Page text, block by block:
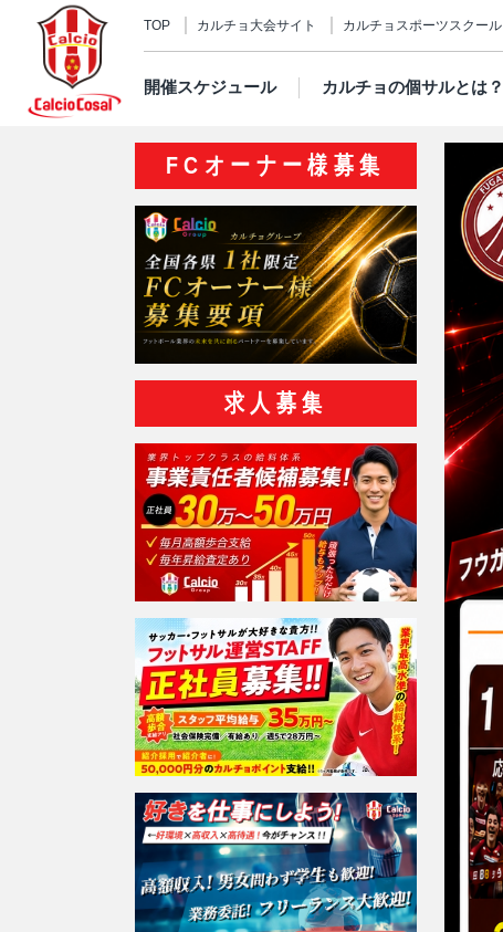
TOP カルチョ大会サイト カルチョスポーツスクール
開催スケジュール カルチョの個サルとは？
FCオーナー様募集
求人募集